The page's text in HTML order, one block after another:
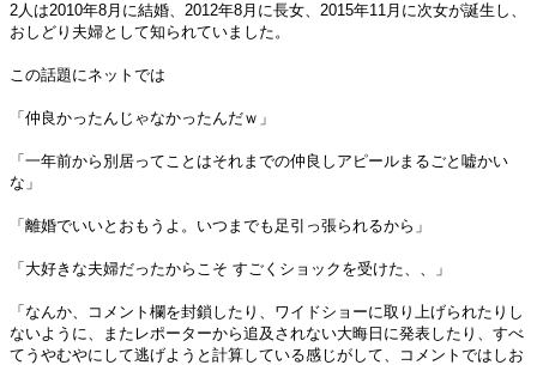
2人は2010年8月に結婚、2012年8月に長女、2015年11月に次女が誕生し、
おしどり夫婦として知られていました。
この話題にネットでは
「仲良かったんじゃなかったんだｗ」
「一年前から別居ってことはそれまでの仲良しアピールまるごと嘘かい
な」
「離婚でいいとおもうよ。いつまでも足引っ張られるから」
「大好きな夫婦だったからこそ すごくショックを受けた、、」
「なんか、コメント欄を封鎖したり、ワイドショーに取り上げられたりし
ないように、またレポーターから追及されない大晦日に発表したり、すべ
てうやむやにして逃げようと計算している感じがして、コメントではしお